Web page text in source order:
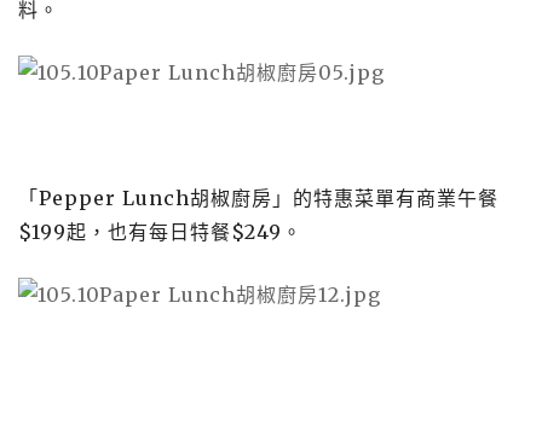
料。
「Pepper Lunch胡椒廚房」的特惠菜單有商業午餐
$199起，也有每日特餐$249。